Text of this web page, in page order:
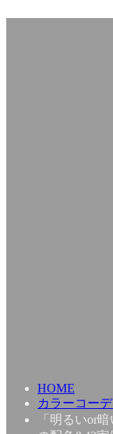
HOME
カラーコー
「明るいor